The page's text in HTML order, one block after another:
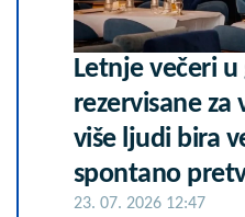
Letnje večeri u
rezervisane za
više ljudi bira
spontano
23. 07. 2026 12:47